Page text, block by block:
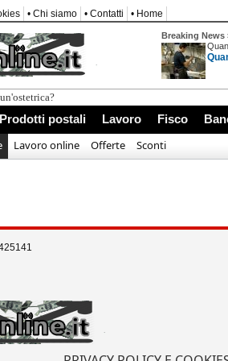
• Chi siamo • Contatti • Home
Breaking News
Prodotti postali Lavoro Fisco
Lavoro online Offerte Sconti